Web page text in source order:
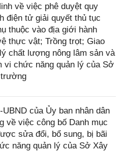
về việc phê duyệt quy
điện tử giải quyết thủ tục
thuộc vào địa giới hành
thực vật; Trồng trọt; Giao
chất lượng nông lâm sản và
vi chức năng quản lý của Sở
trường
của Ủy ban nhân dân
về việc công bố Danh mục
sửa đổi, bổ sung, bị bãi
năng quản lý của Sở Xây